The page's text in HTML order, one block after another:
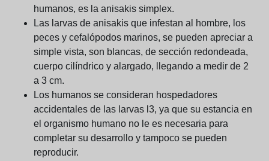
humanos, es la anisakis simplex.
Las larvas de anisakis que infestan al hombre, los
peces y cefalópodos marinos, se pueden apreciar a
simple vista, son blancas, de sección redondeada,
cuerpo cilíndrico y alargado, llegando a medir de 2
a 3 cm.
Los humanos se consideran hospedadores
accidentales de las larvas l3, ya que su estancia en
el organismo humano no le es necesaria para
completar su desarrollo y tampoco se pueden
reproducir.